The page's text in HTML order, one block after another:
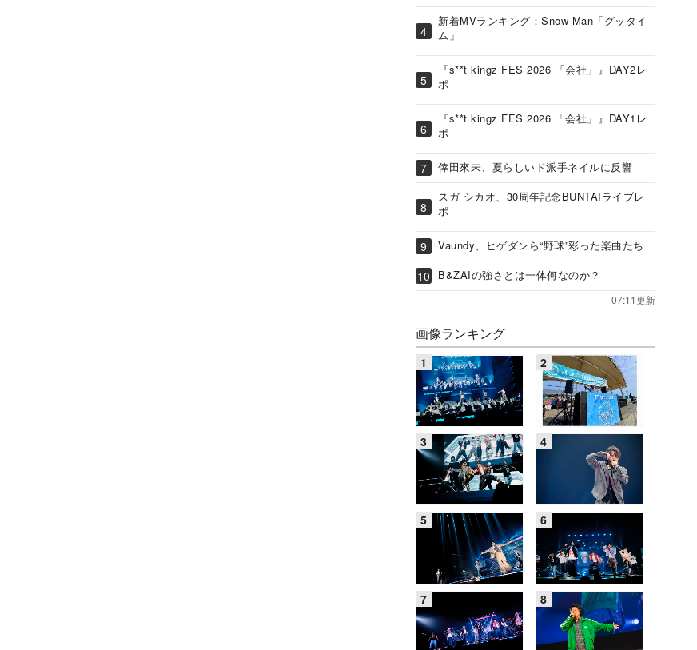
新着MVランキング：Snow Man「グッタイ
ム」
『s**t kingz FES 2026 「会社」』DAY2レ
ポ
『s**t kingz FES 2026 「会社」』DAY1レ
ポ
倖田來未、夏らしいド派手ネイルに反響
スガ シカオ、30周年記念BUNTAIライブレ
ポ
Vaundy、ヒゲダンら“野球”彩った楽曲たち
B&ZAIの強さとは一体何なのか？
07:11更新
画像ランキング